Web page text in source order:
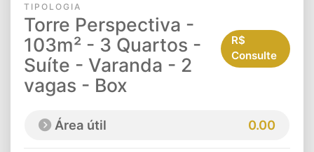
TIPOLOGIA
Torre Perspectiva -
103m² - 3 Quartos -
Suíte - Varanda - 2
vagas - Box
R$
Consulte
Área útil 0.00